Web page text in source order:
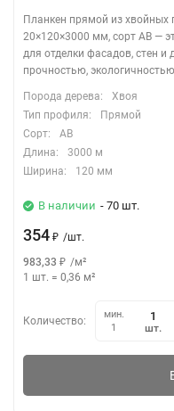
Планкен прямой из хвойных
20×120×3000 мм, сорт АВ —
для отделки фасадов, стен и
прочностью,
Порода дерева:
Хвоя
Тип профиля:
Прямой
Сорт:
АВ
Длина:
3000 м
Ширина:
120 мм
В наличии - 70 шт.
354 ₽ /шт.
983,33 ₽ /м²
1 шт. = 0,36 м²
Количество:
мин.
1
шт.